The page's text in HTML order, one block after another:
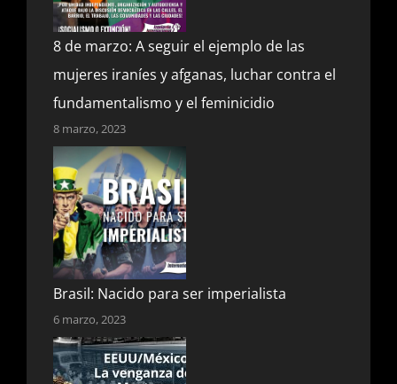
8 de marzo: A seguir el ejemplo de las
mujeres iraníes y afganas, luchar contra el
fundamentalismo y el feminicidio
8 marzo, 2023
Brasil: Nacido para ser imperialista
6 marzo, 2023